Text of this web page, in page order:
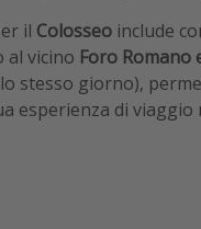
il Colosseo include
al vicino Foro Romano
stesso giorno),
esperienza di viaggio